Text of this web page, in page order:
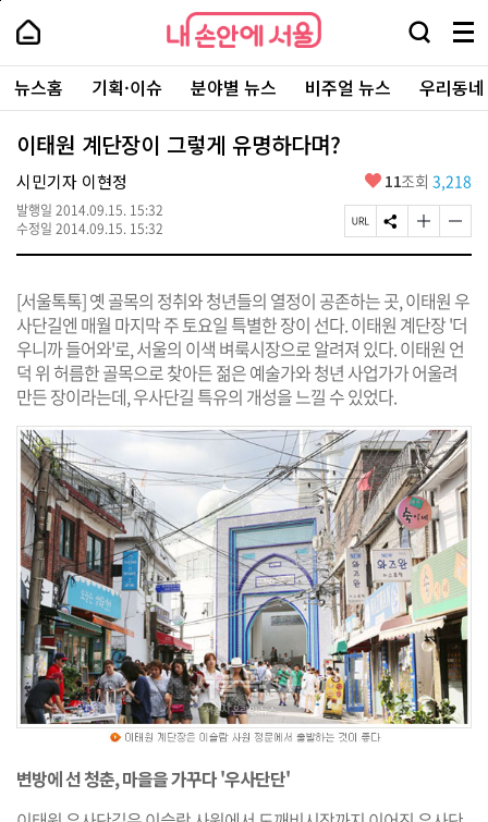
본
로
가
내
손
안
에
서
울
-
서
울
시
대
표
소
털
내
손
에
울
검
창
열
기
메
뉴
전
체
보
주
요
서
뉴스홈 기획·이슈 분야별 뉴스 비주얼 뉴스 우리동
이태원 계단장이 그렇게 유명하다며?
시민기자 이현정
발행일 2014.09.15. 15:32
수정일 2014.09.15. 15:32
좋
요
11조회 3,218
페
이
R
L
복
사
S
N
유
하
기
글
자
크
게
변
경
하
글
자
작
게
변
경
하
[서울톡톡] 옛 골목의 정취와 청년들의 열정이 공존하는 곳, 이태원 우
사단길엔 매월 마지막 주 토요일 특별한 장이 선다. 이태원 계단장 '더
우니까 들어와'로, 서울의 이색 벼룩시장으로 알려져 있다. 이태원 언
덕 위 허름한 골목으로 찾아든 젊은 예술가와 청년 사업가가 어울려
만든 장이라는데, 우사단길 특유의 개성을 느낄 수 있었다.
변방에 선 청춘, 마을을 가꾸다 '우사단단'
페
상
단
로